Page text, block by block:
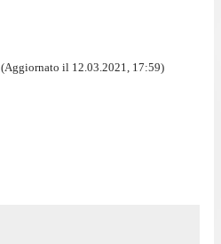
(Aggiornato il 12.03.2021, 17:59)